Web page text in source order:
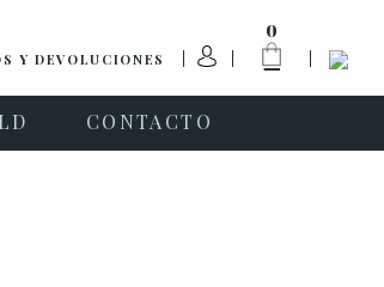
Y DEVOLUCIONES
0
CONTACTO